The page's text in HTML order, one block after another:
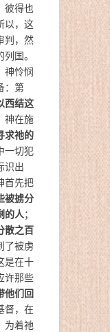
彼得也
以，这
判，然
国。
神怜悯
：第
西结这
神在施
求祂的
一切犯
识出
首先把
被掳分
的人；
散之百
了被虏
是在十
许那些
他们回
督，在
为着祂